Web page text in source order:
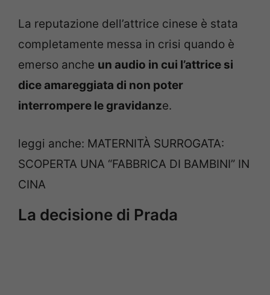
La reputazione dell’attrice cinese è stata
completamente messa in crisi quando è
emerso anche un audio in cui l’attrice si
dice amareggiata di non poter
interrompere le gravidanze.
leggi anche: MATERNITÀ SURROGATA:
SCOPERTA UNA “FABBRICA DI BAMBINI” IN
CINA
La decisione di Prada